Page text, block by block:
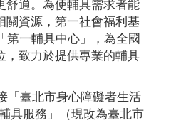
舒適。為使輔具需求者能
關資源，第一社會福利基
第一輔具中心」，為全國
，致力於提供專業的輔具
「臺北市身心障礙者生活
具服務」（現改為臺北市